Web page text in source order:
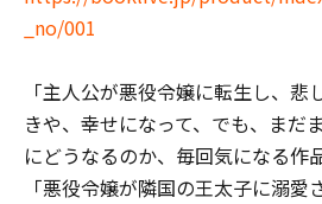
_no/001
「主人公が悪役令嬢に転生し、
きや、幸せになって、でも、まだ
にどうなるのか、毎回気になる作
「悪役令嬢が隣国の王太子に溺